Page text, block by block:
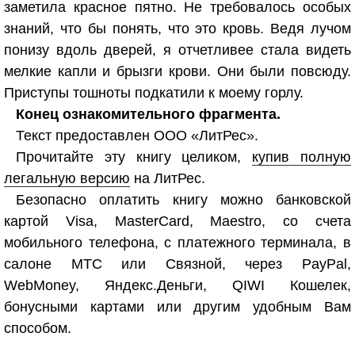
заметила красное пятно. Не требовалось особых
знаний, что бы понять, что это кровь. Ведя лучом
понизу вдоль дверей, я отчетливее стала видеть
мелкие капли и брызги крови. Они были повсюду.
Приступы тошноты подкатили к моему горлу.
Конец ознакомительного фрагмента.
Текст предоставлен ООО «ЛитРес».
Прочитайте эту книгу целиком, купив полную
легальную версию на ЛитРес.
Безопасно оплатить книгу можно банковской
картой Visa, MasterCard, Maestro, со счета
мобильного телефона, с платежного терминала, в
салоне МТС или Связной, через PayPal,
WebMoney, Яндекс.Деньги, QIWI Кошелек,
бонусными картами или другим удобным Вам
способом.